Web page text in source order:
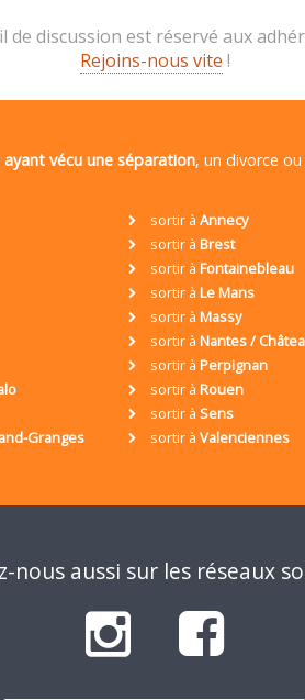
de discussion est réservé aux
Rejoins-nous vite !
vécu une séparation, un divorce
sortir à Annecy
sortir à Brest
sortir à Fontainebleau
sortir à Le Mans
sortir à Massy
sortir à Nantes /
sortir à Perpignan
sortir à Rouen
sortir à Sens
Granges sortir à Valenciennes
nous aussi sur les réseaux